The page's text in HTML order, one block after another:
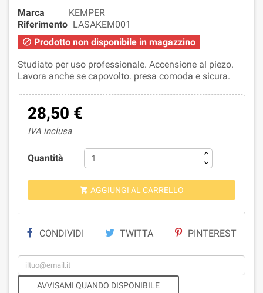
Marca
KEMPER
Riferimento LASAKEM001
 Prodotto non disponibile in magazzino
Studiato per uso professionale. Accensione al piezo.
Lavora anche se capovolto. presa comoda e sicura.
28,50 €
IVA inclusa
Quantità
 AGGIUNGI AL CARRELLO
CONDIVIDI TWITTA PINTEREST
AVVISAMI QUANDO DISPONIBILE